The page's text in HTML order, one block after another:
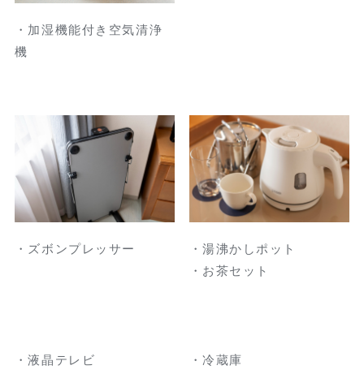
・加湿機能付き空気清浄
機
・ズボンプレッサー
・湯沸かしポット
・お茶セット
・液晶テレビ
・冷蔵庫